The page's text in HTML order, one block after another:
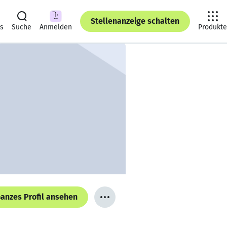
Suche Anmelden
Stellenanzeige schalten
Produkte
Profil ansehen